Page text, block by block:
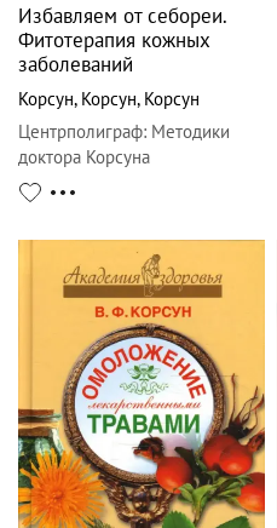
Избавляем от себореи.
Фитотерапия кожных
заболеваний
Корсун, Корсун, Корсун
Центрполиграф: Методики
доктора Корсуна